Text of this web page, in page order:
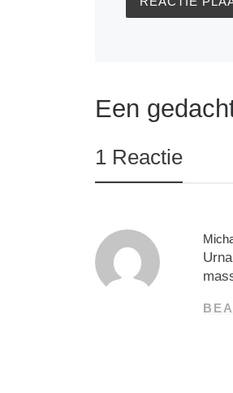
Een
1 Reactie